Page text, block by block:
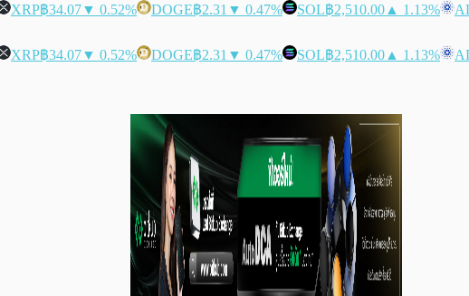
XRP฿34.07▼ 0.52% DOGE฿2.31 ▼ 0.47% SOL฿2,510.00 ▲ 1.13%
XRP฿34.07▼ 0.52% DOGE฿2.31 ▼ 0.47% SOL฿2,510.00 ▲ 1.13%